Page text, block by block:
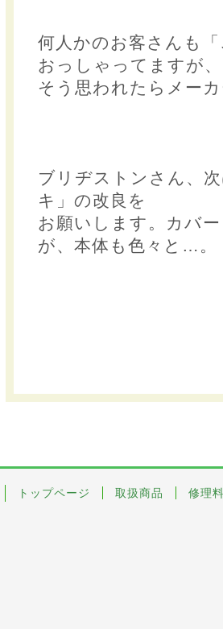
何人かのお客さんも
おっしゃってますが、
そう思われたらメー
ブリヂストンさん、
キ」の改良を
お願いします。カバ
が、本体も色々と…。
トップページ 取扱商品 修理